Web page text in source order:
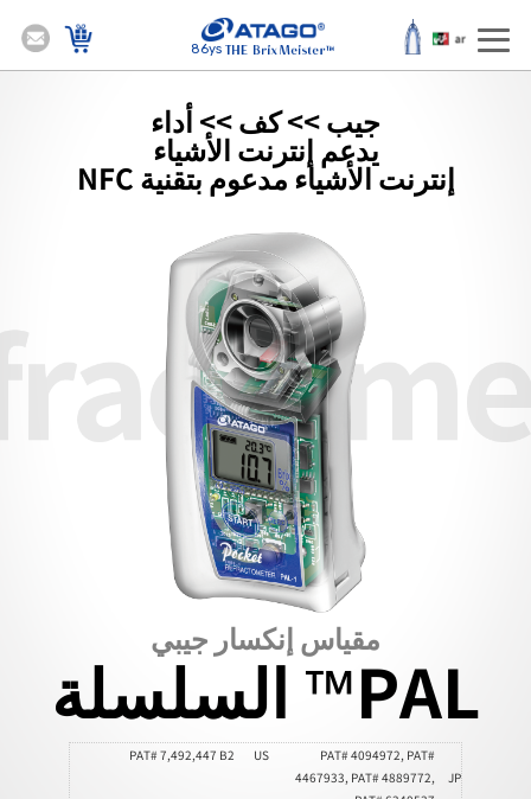
86ys
جيب >> كف >> أداء
يدعم إنترنت الأشياء
إنترنت الأشياء مدعوم بتقنية NFC
مقياس إنكسار جيبي
PAL™ السلسلة
JP
PAT# 4094972, PAT#
4467933, PAT# 4889772,
US
PAT# 7,492,447 B2